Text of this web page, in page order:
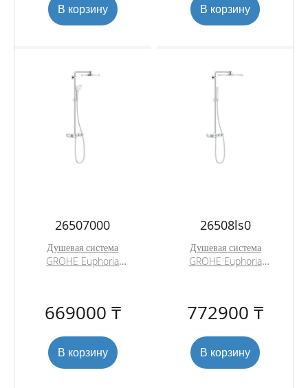
В корзину В корзину
26507000
Душевая система
GROHE Euphoria
669000 ₸
В корзину
26508ls0
Душевая система
GROHE Euphoria
луна (26508LS0)
772900 ₸
В корзину